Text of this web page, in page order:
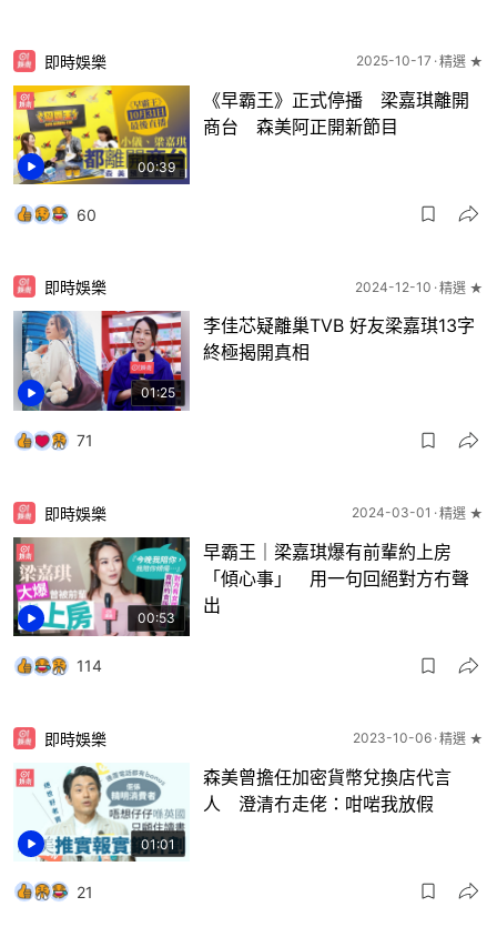
00:39
即時娛樂 2025-10-17 精選 ★
《早霸王》正式停播 梁嘉琪離開
商台 森美阿正開新節目
60
01:25
即時娛樂 2024-12-10 精選 ★
李佳芯疑離巢TVB 好友梁嘉琪13字
終極揭開真相
71
00:53
即時娛樂 2024-03-01 精選 ★
早霸王｜梁嘉琪爆有前輩約上房
「傾心事」 用一句回絕對方冇聲
出
114
01:01
即時娛樂 2023-10-06 精選 ★
森美曾擔任加密貨幣兌換店代言
人 澄清冇走佬：咁啱我放假
21